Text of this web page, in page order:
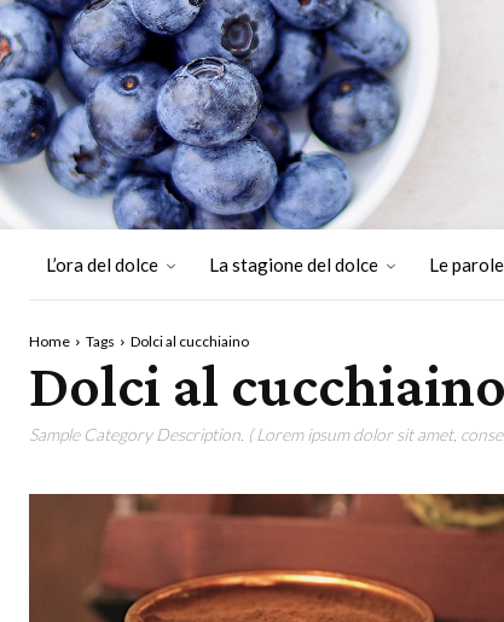
L’ora del dolce La stagione del dolce Le
Home Tags Dolci al cucchiaino
Dolci al cucchiaino
Sample Category Description. ( Lorem ipsum dolor sit amet,